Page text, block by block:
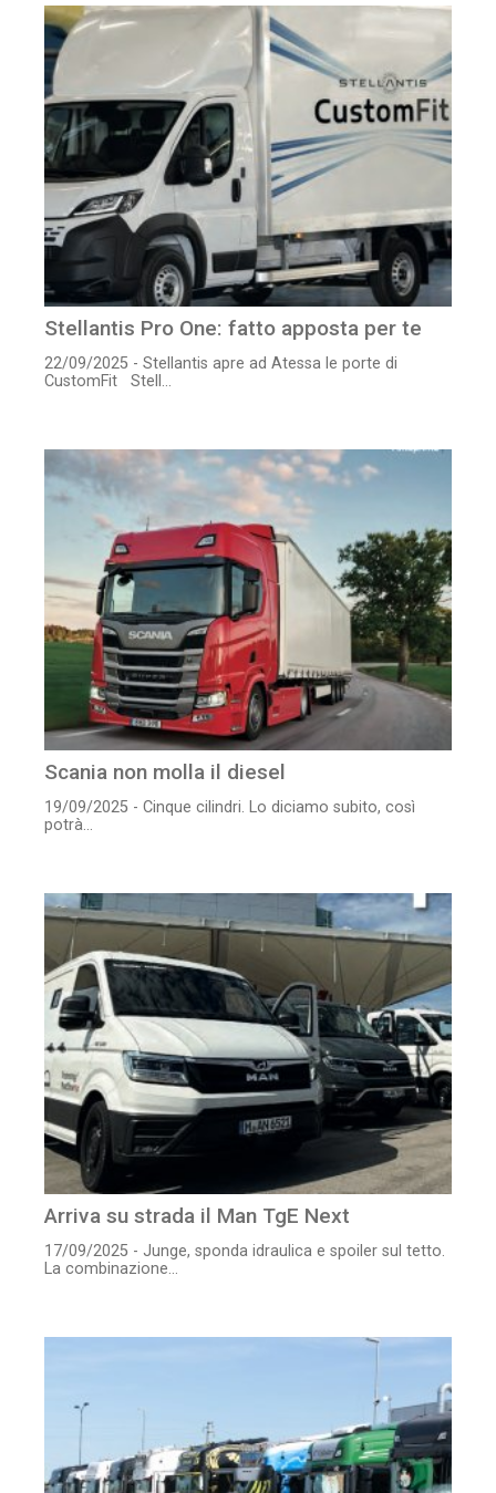
Stellantis Pro One: fatto apposta per te
22/09/2025 - Stellantis apre ad Atessa le porte di
CustomFit Stell...
Scania non molla il diesel
19/09/2025 - Cinque cilindri. Lo diciamo subito, così
potrà...
Arriva su strada il Man TgE Next
17/09/2025 - Junge, sponda idraulica e spoiler sul tetto.
La combinazione...